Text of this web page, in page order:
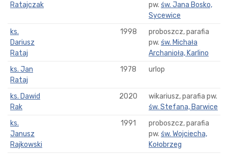
Ratajczak
pw. św. Jana Bosko,
Sycewice
ks.
Dariusz
Rataj
1998
proboszcz, parafia
pw. św. Michała
Archanioła, Karlino
ks. Jan
Rataj
1978 urlop
ks. Dawid
Rak
2020
wikariusz, parafia pw.
św. Stefana, Barwice
ks.
Janusz
Rajkowski
1991
proboszcz, parafia
pw. św. Wojciecha,
Kołobrzeg